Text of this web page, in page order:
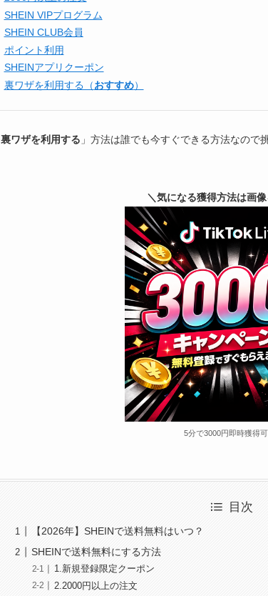
SHEIN VIPプログラム
SHEIN CLUB会員
ポイント利用
SHEINアプリクーポン
裏ワザを利用する（おすすめ）
裏ワザを利用する 」方法は誰でも今すぐできる方法なので
＼気になる獲得方法は画
5分で3000円即時獲得
目次
【2026年】SHEINで送料無料はいつ？
SHEINで送料無料にする方法
1.新規登録限定クーポン
2.2000円以上の注文